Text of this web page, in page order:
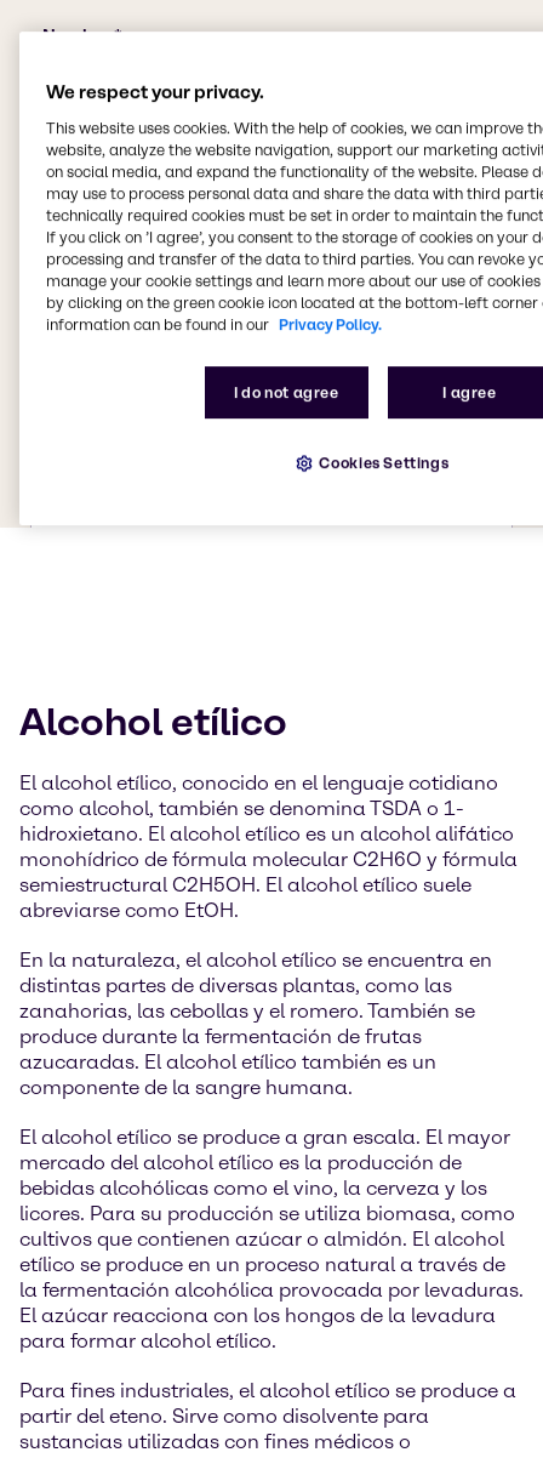
Alcohol etílico
El alcohol etílico, conocido en el lenguaje cotidiano
como alcohol, también se denomina TSDA o 1-
hidroxietano. El alcohol etílico es un alcohol alifático
monohídrico de fórmula molecular C2H6O y fórmula
semiestructural C2H5OH. El alcohol etílico suele
abreviarse como EtOH.
En la naturaleza, el alcohol etílico se encuentra en
distintas partes de diversas plantas, como las
zanahorias, las cebollas y el romero. También se
produce durante la fermentación de frutas
azucaradas. El alcohol etílico también es un
componente de la sangre humana.
El alcohol etílico se produce a gran escala. El mayor
mercado del alcohol etílico es la producción de
bebidas alcohólicas como el vino, la cerveza y los
licores. Para su producción se utiliza biomasa, como
cultivos que contienen azúcar o almidón. El alcohol
etílico se produce en un proceso natural a través de
la fermentación alcohólica provocada por levaduras.
El azúcar reacciona con los hongos de la levadura
para formar alcohol etílico.
Para fines industriales, el alcohol etílico se produce a
partir del eteno. Sirve como disolvente para
sustancias utilizadas con fines médicos o
We respect your privacy.
This website uses cookies. With the help of cookies, we can improve
website, analyze the website navigation, support our marketing
on social media, and expand the functionality of the website. Please
may use to process personal data and share the data with third
technically required cookies must be set in order to maintain the
If you click on ’I agree’, you consent to the storage of cookies on your
processing and transfer of the data to third parties. You can revoke
manage your cookie settings and learn more about our use of cookies
by clicking on the green cookie icon located at the bottom-left corner
information can be found in our Privacy Policy.
I do not agree I agree
Cookies Settings